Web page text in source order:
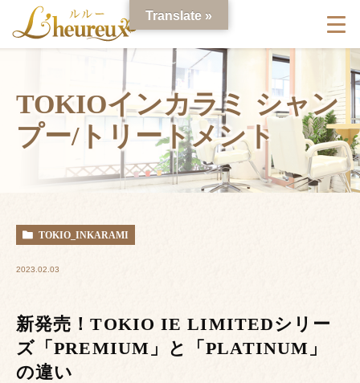
TOKIOインカラミ シャン
プー/トリートメント
TOKIO_INKARAMI
2023.02.03
新発売！TOKIO IE LIMITEDシリー
ズ「PREMIUM」と「PLATINUM」
の違い
Translate »